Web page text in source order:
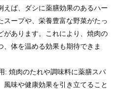
えば、ダシに薬膳効果のあるハー
スープや、栄養豊富な野菜がたっ
があります。これにより、焼肉の
、体を温める効果も期待できま
: 焼肉のたれや調味料に薬膳スパ
風味や健康効果を引き立てること